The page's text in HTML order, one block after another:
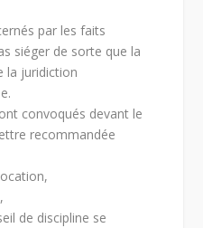
par les faits
siéger de sorte que la
la juridiction
convoqués devant le
recommandée
de discipline se